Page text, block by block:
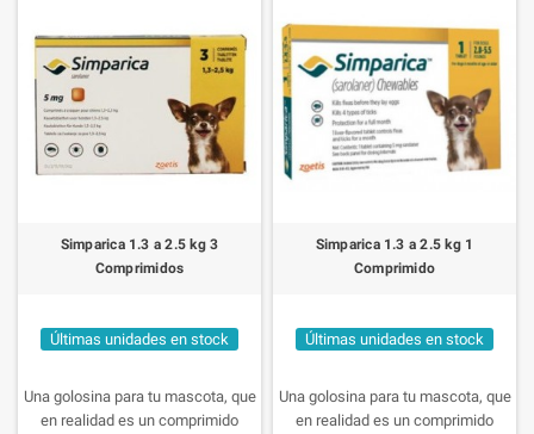
Simparica 1.3 a 2.5 kg 3
Comprimidos
Últimas unidades en stock
Una golosina para tu mascota, que
en realidad es un comprimido
Simparica 1.3 a 2.5 kg 1
Comprimido
Últimas unidades en stock
Una golosina para tu mascota, que
en realidad es un comprimido